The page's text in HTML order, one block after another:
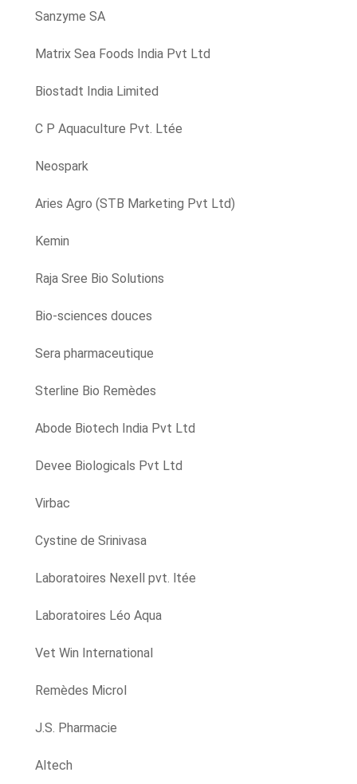
Sanzyme SA
Matrix Sea Foods India Pvt Ltd
Biostadt India Limited
C P Aquaculture Pvt. Ltée
Neospark
Aries Agro (STB Marketing Pvt Ltd)
Kemin
Raja Sree Bio Solutions
Bio-sciences douces
Sera pharmaceutique
Sterline Bio Remèdes
Abode Biotech India Pvt Ltd
Devee Biologicals Pvt Ltd
Virbac
Cystine de Srinivasa
Laboratoires Nexell pvt. ltée
Laboratoires Léo Aqua
Vet Win International
Remèdes Microl
J.S. Pharmacie
Altech